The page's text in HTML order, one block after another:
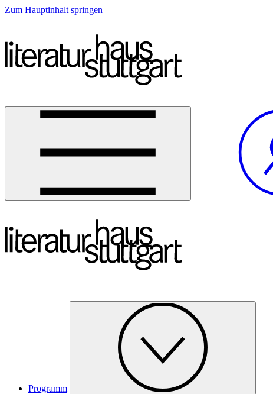
Zum Hauptinhalt springen
Programm